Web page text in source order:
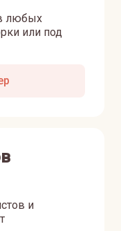
любых
или под
и